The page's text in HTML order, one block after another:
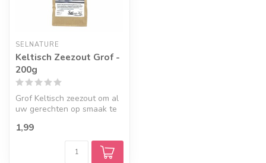
SELNATURE
Keltisch Zeezout Grof -
200g
Grof Keltisch zeezout om al
uw gerechten op smaak te
1,99